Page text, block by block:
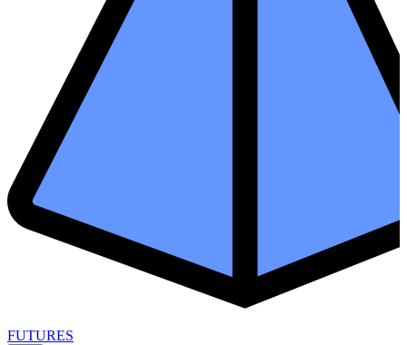
FUTURES